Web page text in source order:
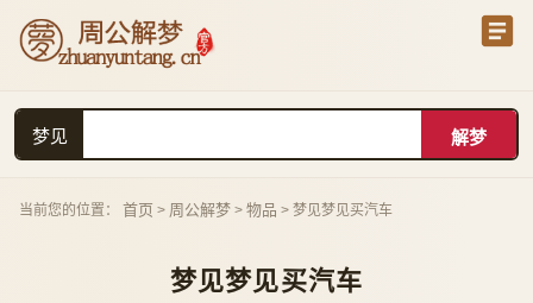
梦见
当前您的位置： 首页 > 周公解梦 > 物品 > 梦见梦见买汽车
梦见梦见买汽车